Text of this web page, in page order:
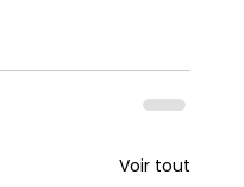
Voir tout